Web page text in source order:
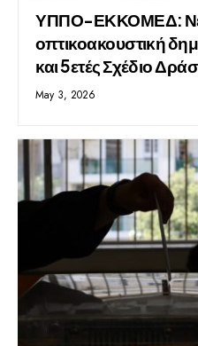
ΥΠΠΟ-ΕΚΚΟΜΕΔ:
οπτικοακουστική
και 5ετές Σχέδιο
May 3, 2026